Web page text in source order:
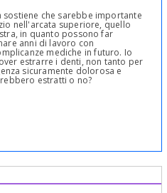
che sarebbe importante
nell'arcata superiore, quello
in quanto possono far
anni di lavoro con
mediche in futuro. Io
estrarre i denti, non tanto per
sicuramente dolorosa e
estratti o no?